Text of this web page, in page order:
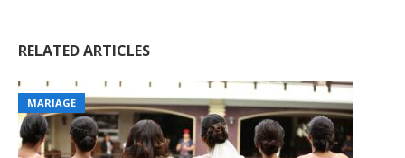
RELATED ARTICLES
MARIAGE